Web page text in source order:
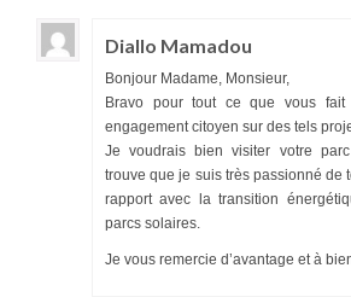
Diallo Mamadou
Bonjour Madame, Monsieur,
Bravo pour tout ce que vous
engagement citoyen sur des tels
Je voudrais bien visiter votre
trouve que je suis très passionné de
rapport avec la transition
parcs solaires.
Je vous remercie d’avantage et à